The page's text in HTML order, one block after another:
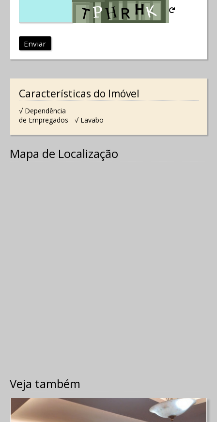
Enviar
Características do Imóvel
√ Dependência
de Empregados
√ Lavabo
Mapa de Localização
Veja também